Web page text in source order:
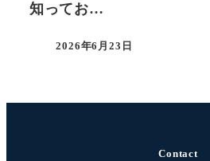
知ってお…
2026年6月23日
Contact